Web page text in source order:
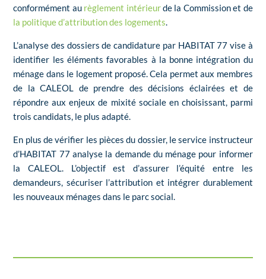
conformément au règlement intérieurde la Commission et de
la politique d’attribution des logements.
L’analyse des dossiers de candidature par HABITAT 77 vise à
identifier les éléments favorables à la bonne intégration du
ménage dans le logement proposé. Cela permet aux membres
de la CALEOL de prendre des décisions éclairées et de
répondre aux enjeux de mixité sociale en choisissant, parmi
trois candidats, le plus adapté.
En plus de vérifier les pièces du dossier, le service instructeur
d’HABITAT 77 analyse la demande du ménage pour informer
la CALEOL. L’objectif est d’assurer l’équité entre les
demandeurs, sécuriser l’attribution et intégrer durablement
les nouveaux ménages dans le parc social.